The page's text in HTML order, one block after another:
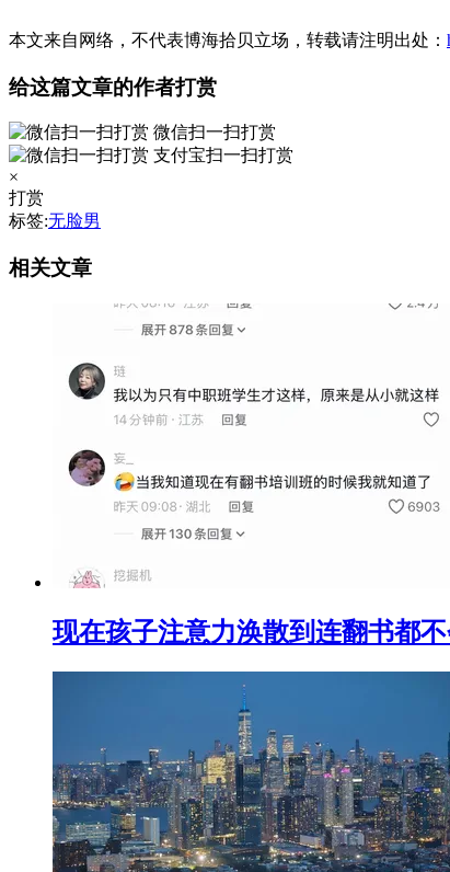
本文来自网络，不代表博海拾贝立场，转载请注明出处：
给这篇文章的作者打赏
微信扫一扫打赏
支付宝扫一扫打赏
×
打赏
标签:无脸男
相关文章
现在孩子注意力涣散到连翻书都